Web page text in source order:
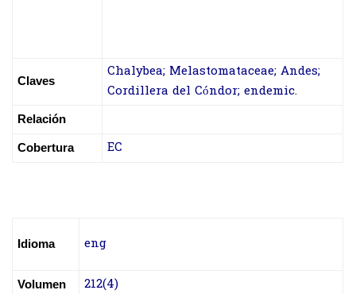
Claves
Chalybea; Melastomataceae; Andes;
Cordillera del Cóndor; endemic.
Relación
Cobertura EC
Idioma eng
Volumen 212(4)